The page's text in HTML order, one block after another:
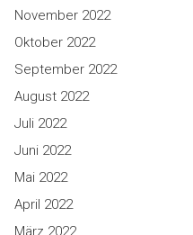
November 2022
Oktober 2022
September 2022
August 2022
Juli 2022
Juni 2022
Mai 2022
April 2022
März 2022